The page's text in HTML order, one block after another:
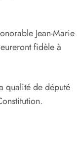
Jean-Marie
fidèle à
qualité de député